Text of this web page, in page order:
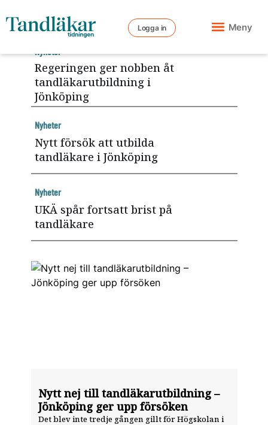
Logga in Meny
Nytt nej till tandläkarutbildning –
Jönköping ger upp försöken
Det blev inte tredje gången gillt för Högskolan i
Regeringen ger nobben åt
tandläkarutbildning i
Jönköping
Nyheter
Nytt försök att utbilda
tandläkare i Jönköping
Nyheter
UKÄ spår fortsatt brist på
tandläkare
Nyheter